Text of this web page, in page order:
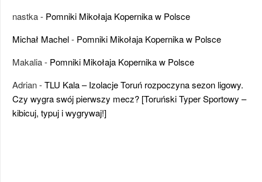
nastka- Pomniki Mikołaja Kopernika w Polsce
Michał Machel- Pomniki Mikołaja Kopernika w Polsce
Makalia- Pomniki Mikołaja Kopernika w Polsce
Adrian-TLU Kala – Izolacje Toruń rozpoczyna sezon ligowy.
Czy wygra swój pierwszy mecz? [Toruński Typer Sportowy –
kibicuj, typuj i wygrywaj!]